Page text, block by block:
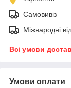
Самовивіз
Міжнародні
Всі умови
Умови оплати